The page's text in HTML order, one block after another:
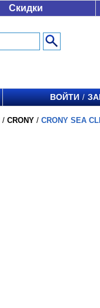
Скидки
ВОЙТИ /
/ CRONY / CRONY SEA